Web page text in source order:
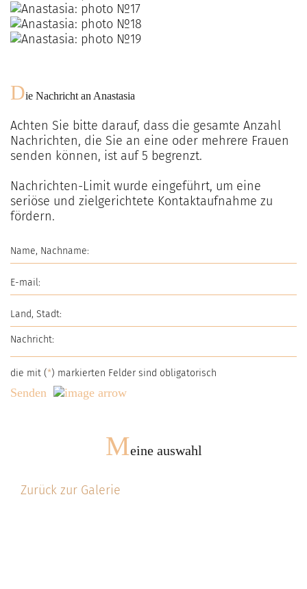
Die Nachricht an Anastasia
Achten Sie bitte darauf, dass die gesamte Anzahl
Nachrichten, die Sie an eine oder mehrere Frauen
senden können, ist auf5 begrenzt.
Nachrichten-Limit wurde eingeführt, um eine
seriöse und zielgerichtete Kontaktaufnahme zu
fördern.
die mit (*) markierten Felder sind obligatorisch
Senden
Meine auswahl
Zurück zur Galerie